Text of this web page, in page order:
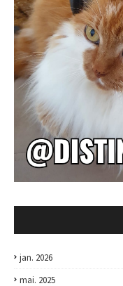
jan. 2026
mai. 2025